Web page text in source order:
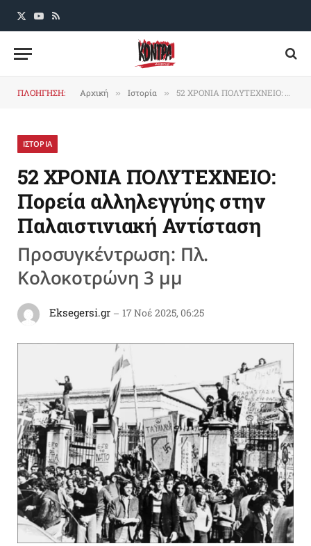
X
YouTube
RSS
ΠΛΟΗΓΗΣΗ: Αρχική » Ιστορία » 52 XΡΟΝΙΑ ΠΟΛΥΤΕΧΝΕΙΟ: Πορεία αλληλεγγύης στην Παλαιστινιακή Αντίσταση
ΙΣΤΟΡΙΑ
52 XΡΟΝΙΑ ΠΟΛΥΤΕΧΝΕΙΟ:
Πορεία αλληλεγγύης στην
Παλαιστινιακή Αντίσταση
Προσυγκέντρωση: Πλ.
Κολοκοτρώνη 3 μμ
Eksegersi.gr 17 Νοέ 2025, 06:25